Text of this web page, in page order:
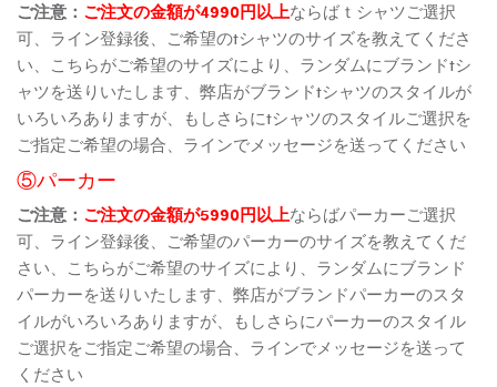
ご注意： ご注文の金額が4990円以上ならばｔシャツご選択
可、ライン登録後、ご希望のtシャツのサイズを教えてくださ
い、こちらがご希望のサイズにより、ランダムにブランドtシ
ャツを送りいたします、弊店がブランドtシャツのスタイルが
いろいろありますが、もしさらにtシャツのスタイルご選択を
ご指定ご希望の場合、ラインでメッセージを送ってください
⑤パーカー
ご注意： ご注文の金額が5990円以上ならばパーカーご選択
可、ライン登録後、ご希望のパーカーのサイズを教えてくだ
さい、こちらがご希望のサイズにより、ランダムにブランド
パーカーを送りいたします、弊店がブランドパーカーのスタ
イルがいろいろありますが、もしさらにパーカーのスタイル
ご選択をご指定ご希望の場合、ラインでメッセージを送って
ください